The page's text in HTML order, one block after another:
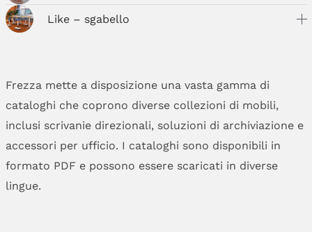
Contatti
Like – sgabello
Frezza mette a disposizione una vasta gamma di
cataloghi che coprono diverse collezioni di mobili,
inclusi scrivanie direzionali, soluzioni di archiviazione e
accessori per ufficio. I cataloghi sono disponibili in
formato PDF e possono essere scaricati in diverse
lingue.